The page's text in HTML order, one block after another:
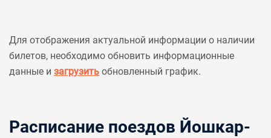
Для отображения актуальной информации о наличии
билетов, необходимо обновить информационные
данные и загрузить обновленный график.
Расписание поездов Йошкар-